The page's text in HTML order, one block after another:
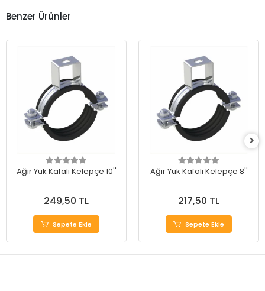
Benzer Ürünler
Ağır Yük Kafalı Kelepçe 10''
249,50 TL
Sepete Ekle
Ağır Yük Kafalı Kelepçe 8''
217,50 TL
Sepete Ekle